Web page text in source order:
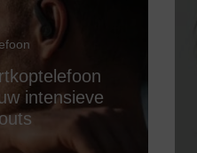
intensieve